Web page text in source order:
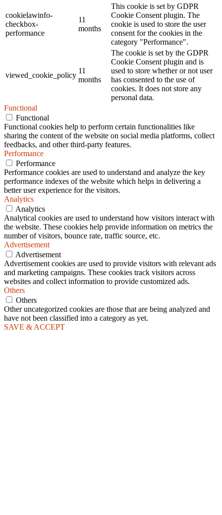
cookielawinfo-
checkbox-
performance
11
months
This cookie is set by GDPR
Cookie Consent plugin. The
cookie is used to store the user
consent for the cookies in the
category "Performance".
viewed_cookie_policy
11
months
The cookie is set by the GDPR
Cookie Consent plugin and is
used to store whether or not user
has consented to the use of
cookies. It does not store any
personal data.
Functional
Functional
Functional cookies help to perform certain functionalities like
sharing the content of the website on social media platforms, collect
feedbacks, and other third-party features.
Performance
Performance
Performance cookies are used to understand and analyze the key
performance indexes of the website which helps in delivering a
better user experience for the visitors.
Analytics
Analytics
Analytical cookies are used to understand how visitors interact with
the website. These cookies help provide information on metrics the
number of visitors, bounce rate, traffic source, etc.
Advertisement
Advertisement
Advertisement cookies are used to provide visitors with relevant ads
and marketing campaigns. These cookies track visitors across
websites and collect information to provide customized ads.
Others
Others
Other uncategorized cookies are those that are being analyzed and
have not been classified into a category as yet.
SAVE & ACCEPT